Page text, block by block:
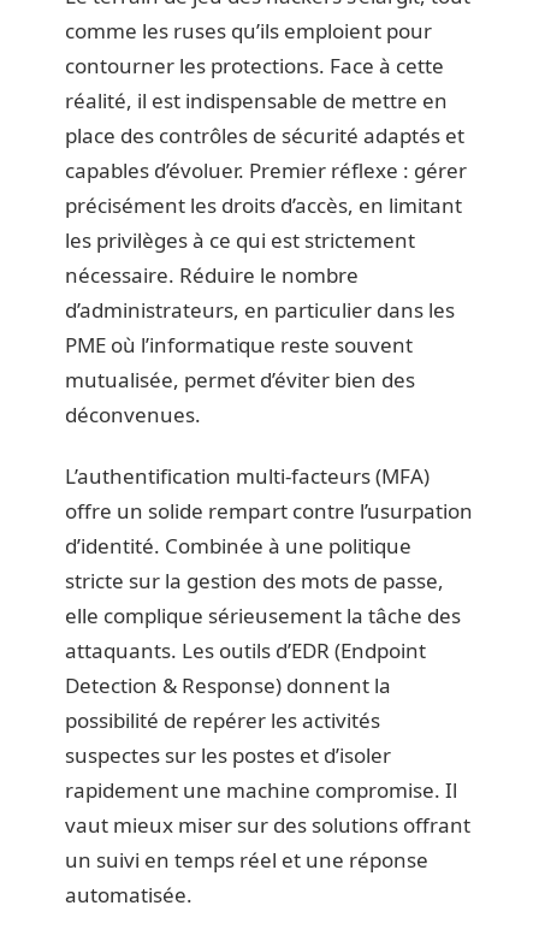
comme les ruses qu’ils emploient pour
contourner les protections. Face à cette
réalité, il est indispensable de mettre en
place des contrôles de sécurité adaptés et
capables d’évoluer. Premier réflexe : gérer
précisément les droits d’accès, en limitant
les privilèges à ce qui est strictement
nécessaire. Réduire le nombre
d’administrateurs, en particulier dans les
PME où l’informatique reste souvent
mutualisée, permet d’éviter bien des
déconvenues.
L’authentification multi-facteurs (MFA)
offre un solide rempart contre l’usurpation
d’identité. Combinée à une politique
stricte sur la gestion des mots de passe,
elle complique sérieusement la tâche des
attaquants. Les outils d’EDR (Endpoint
Detection & Response) donnent la
possibilité de repérer les activités
suspectes sur les postes et d’isoler
rapidement une machine compromise. Il
vaut mieux miser sur des solutions offrant
un suivi en temps réel et une réponse
automatisée.